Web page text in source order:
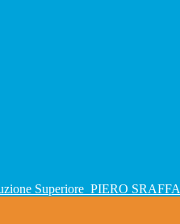
Superiore PIERO SRAFFA